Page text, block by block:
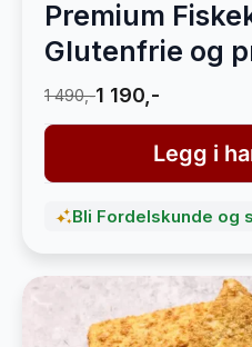
Premium
Glutenfrie og
1 490,-1 190,-
Legg i
Bli Fordelskunde og